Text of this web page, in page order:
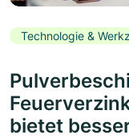
Technologie &
bietet